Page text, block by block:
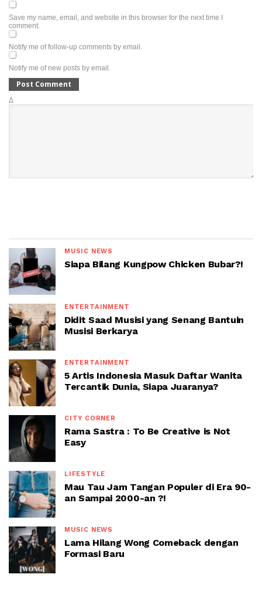
Save my name, email, and website in this browser for the next time I
comment.
Notify me of follow-up comments by email.
Notify me of new posts by email.
Δ
MUSIC NEWS
Siapa Bilang Kungpow Chicken Bubar?!
ENTERTAINMENT
Didit Saad Musisi yang Senang Bantuin
Musisi Berkarya
ENTERTAINMENT
5 Artis Indonesia Masuk Daftar Wanita
Tercantik Dunia, Siapa Juaranya?
CITY CORNER
Rama Sastra : To Be Creative is Not
Easy
LIFESTYLE
Mau Tau Jam Tangan Populer di Era 90-
an Sampai 2000-an ?!
MUSIC NEWS
Lama Hilang Wong Comeback dengan
Formasi Baru